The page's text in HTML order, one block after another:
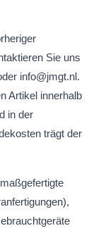
Sie uns
info@jmgt.nl.
Artikel innerhalb
in der
trägt der